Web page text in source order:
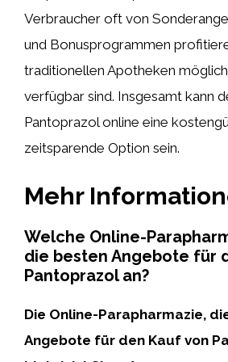
Verbraucher oft von
und Bonusprogrammen
traditionellen Apotheken
verfügbar sind. Insgesamt kann
Pantoprazol online eine
zeitsparende Option sein.
Mehr
Welche Online-
die besten Angebote für
Pantoprazol an?
Die Online-Parapharmazie,
Angebote für den Kauf von